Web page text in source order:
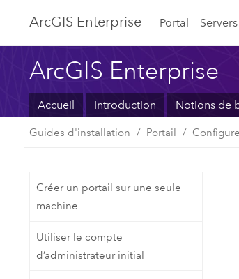
ArcGIS Enterprise Portal Servers
ArcGIS Enterprise
Accueil Introduction Notions de
Guides d'installation Portail
Créer un portail sur une seule
machine
Utiliser le compte
d’administrateur initial